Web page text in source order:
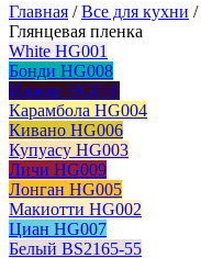
Главная /Все для кухни /
Глянцевая пленка
White HG001
Бонди HG008
Инжир HG010
Карамбола HG004
Кивано HG006
Купуасу HG003
Личи HG009
Лонган HG005
Макиотти HG002
Циан HG007
Белый BS2165-55